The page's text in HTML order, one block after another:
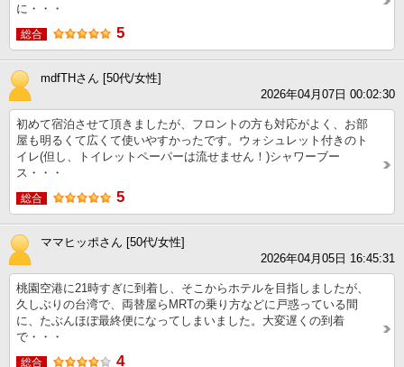
に・・・
総合 5
mdfTHさん [50代/女性]
2026年04月07日 00:02:30
初めて宿泊させて頂きましたが、フロントの方も対応がよく、お部
屋も明るくて広くて使いやすかったです。ウォシュレット付きのト
イレ(但し、トイレットペーパーは流せません！)シャワーブー
ス・・・
総合 5
ママヒッポさん [50代/女性]
2026年04月05日 16:45:31
桃園空港に21時すぎに到着し、そこからホテルを目指しましたが、
久しぶりの台湾で、両替屋らMRTの乗り方などに戸惑っている間
に、たぶんほぼ最終便になってしまいました。大変遅くの到着
で・・・
総合 4